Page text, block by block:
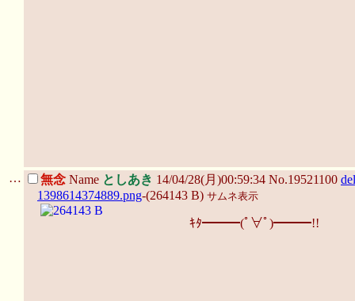
… 無念 Name としあき 14/04/28(月)00:59:34 No.19521100 del
1398614374889.png-(264143 B) サムネ表示
ｷﾀ━━━(ﾟ∀ﾟ)━━━!!